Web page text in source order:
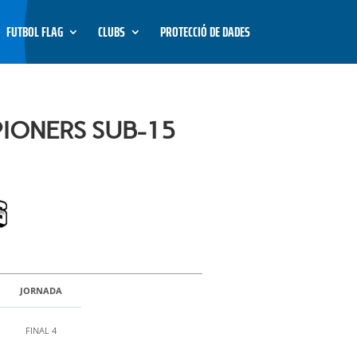
FUTBOL FLAG CLUBS PROTECCIÓ DE DADES
SUB-15
JORNADA
FINAL 4